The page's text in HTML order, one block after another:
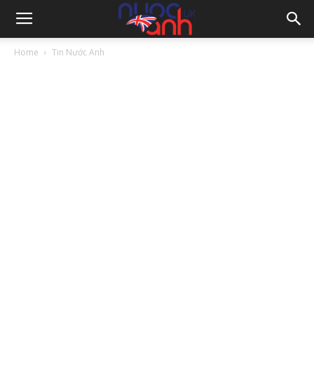
Home Tin Nước Anh